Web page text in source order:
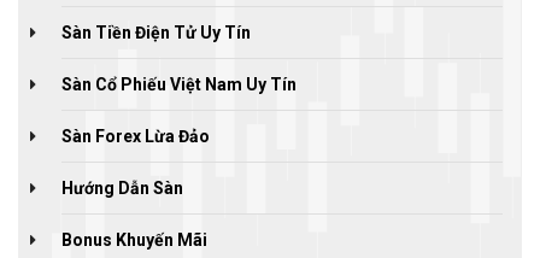
Sàn Tiền Điện Tử Uy Tín
Sàn Cổ Phiếu Việt Nam Uy Tín
Sàn Forex Lừa Đảo
Hướng Dẫn Sàn
Bonus Khuyến Mãi